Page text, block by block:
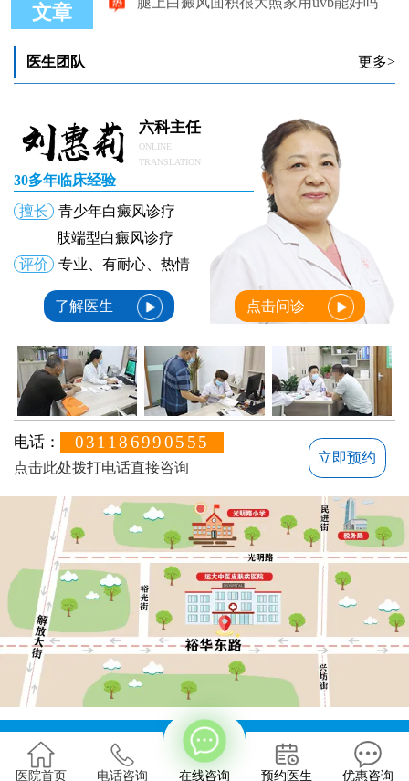
文章
医生团队 更多>
六科主任
ONLINE
TRANSLATION
30多年临床经验
擅长
青少年白癜风诊疗
肢端型白癜风诊疗
评价
专业、有耐心、热情
了解医生 点击问诊
电话： 031186990555
点击此处拨打电话直接咨询
立即预约
地址：石家庄桥西区裕华东路7号
版权所有：石家庄远大中医皮肤病医院
医院首页 电话咨询 在线咨询
方便说下您的白癜风症状？
预约医生 优惠咨询